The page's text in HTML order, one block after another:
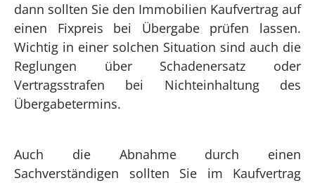
dann sollten Sie den Immobilien Kaufvertrag auf
einen Fixpreis bei Übergabe prüfen lassen.
Wichtig in einer solchen Situation sind auch die
Reglungen über Schadenersatz oder
Vertragsstrafen bei Nichteinhaltung des
Übergabetermins.
Auch die Abnahme durch einen
Sachverständigen sollten Sie im Kaufvertrag